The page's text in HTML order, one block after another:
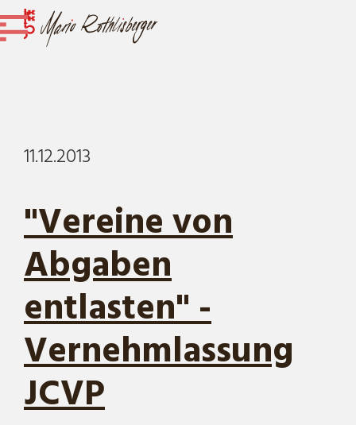
11.12.2013
"Vereine von
Abgaben
entlasten" -
Vernehmlassung
JCVP